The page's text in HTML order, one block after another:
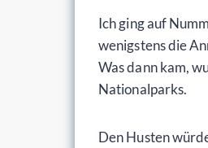
Ich ging auf
wenigstens die
Was dann kam,
Nationalparks.
Den Husten